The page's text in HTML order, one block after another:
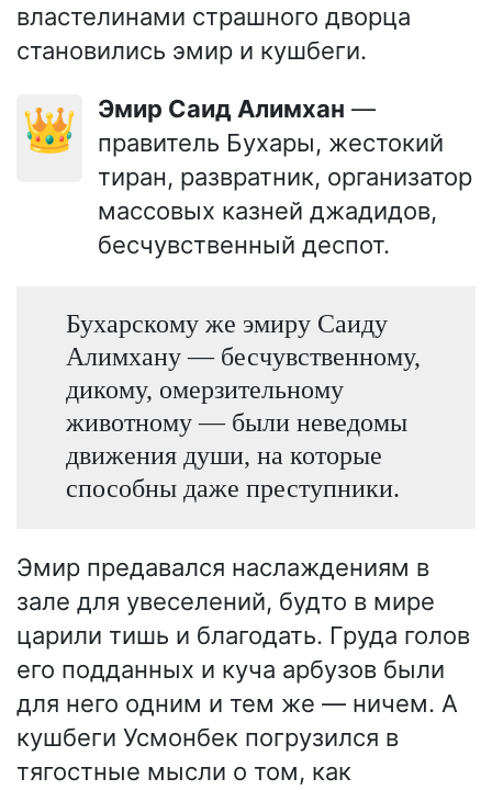
властелинами страшного дворца
становились эмир и кушбеги.
👑 Эмир Саид Алимхан —
правитель Бухары, жестокий
тиран, развратник, организатор
массовых казней джадидов,
бесчувственный деспот.
Бухарскому же эмиру Саиду
Алимхану — бесчувственному,
дикому, омерзительному
животному — были неведомы
движения души, на которые
способны даже преступники.
Эмир предавался наслаждениям в
зале для увеселений, будто в мире
царили тишь и благодать. Груда голов
его подданных и куча арбузов были
для него одним и тем же — ничем. А
кушбеги Усмонбек погрузился в
тягостные мысли о том, как